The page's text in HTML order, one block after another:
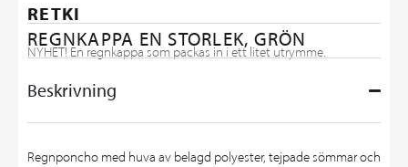
RETKI
REGNKAPPA EN STORLEK, GRÖN
NYHET! En regnkappa som packas in i ett litet utrymme.
Beskrivning
Regnponcho med huva av belagd polyester, tejpade sömmar och